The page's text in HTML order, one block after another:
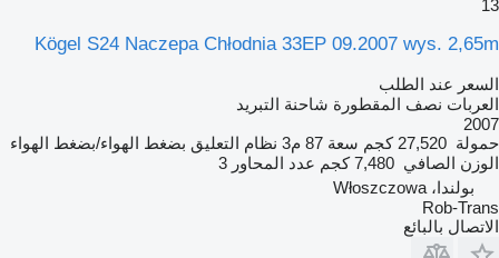
13
Kögel S24 Naczepa Chłodnia 33EP 09.2007 wys. 2,65m
السعر عند الطلب
العربات نصف المقطورة شاحنة التبريد
2007
حمولة 27,520 كجم سعة 87 م3 نظام التعليق بضغط الهواء/بضغط الهواء
الوزن الصافي 7,480 كجم عدد المحاور 3
بولندا، Włoszczowa
Rob-Trans
الاتصال بالبائع